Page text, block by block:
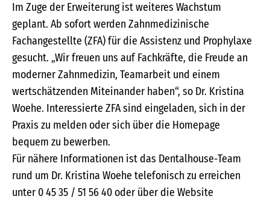
Im Zuge der Erweiterung ist weiteres Wachstum
geplant. Ab sofort werden Zahnmedizinische
Fachangestellte (ZFA) für die Assistenz und Prophylaxe
gesucht. „Wir freuen uns auf Fachkräfte, die Freude an
moderner Zahnmedizin, Teamarbeit und einem
wertschätzenden Miteinander haben“, so Dr. Kristina
Woehe. Interessierte ZFA sind eingeladen, sich in der
Praxis zu melden oder sich über die Homepage
bequem zu bewerben.
Für nähere Informationen ist das Dentalhouse-Team
rund um Dr. Kristina Woehe telefonisch zu erreichen
unter 0 45 35 / 51 56 40 oder über die Website